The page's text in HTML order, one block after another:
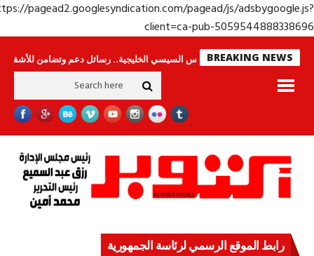
https://pagead2.googlesyndication.com/pagead/js/
client=ca-pub-
BREAKING NEWS
جولة الرئيس السيسي الخليجية.. رسائل دعم وتضامن للأشقاء جهاز
رابط الموقع الرسمي لرئاسة الجمهورية